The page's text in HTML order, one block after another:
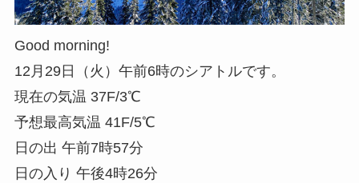
Good morning!
12月29日（火）午前6時のシアトルです。
現在の気温 37F/3℃
予想最高気温 41F/5℃
日の出 午前7時57分
日の入り 午後4時26分